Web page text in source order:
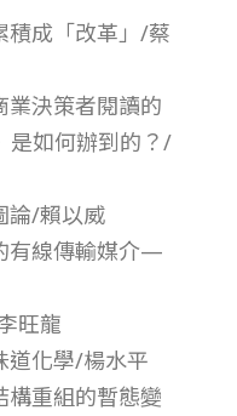
積成「改革」/蔡
業決策者閱讀的
是如何辦到的？/
論/賴以威
有線傳輸媒介—
旺龍
化學/楊水平
重組的暫態變